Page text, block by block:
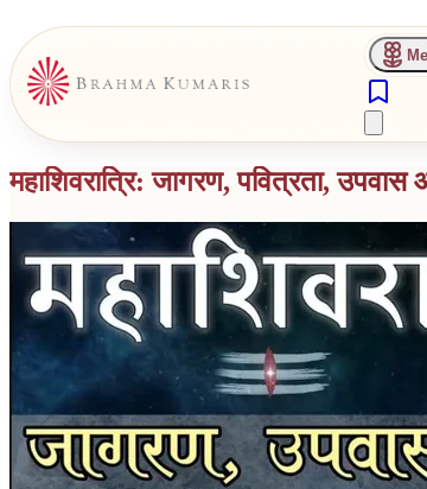
महाशिवरात्रि: जागरण, पवित्रता,